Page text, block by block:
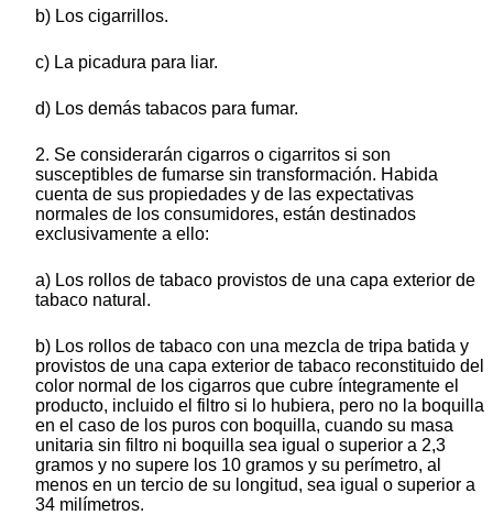
b) Los cigarrillos.
c) La picadura para liar.
d) Los demás tabacos para fumar.
2. Se considerarán cigarros o cigarritos si son
susceptibles de fumarse sin transformación. Habida
cuenta de sus propiedades y de las expectativas
normales de los consumidores, están destinados
exclusivamente a ello:
a) Los rollos de tabaco provistos de una capa exterior de
tabaco natural.
b) Los rollos de tabaco con una mezcla de tripa batida y
provistos de una capa exterior de tabaco reconstituido del
color normal de los cigarros que cubre íntegramente el
producto, incluido el filtro si lo hubiera, pero no la boquilla
en el caso de los puros con boquilla, cuando su masa
unitaria sin filtro ni boquilla sea igual o superior a 2,3
gramos y no supere los 10 gramos y su perímetro, al
menos en un tercio de su longitud, sea igual o superior a
34 milímetros.